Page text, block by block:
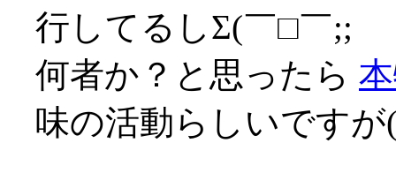
行してるしΣ(￣□￣;;
何者か？と思ったら
味の活動らしいですが